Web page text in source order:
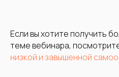
Если вы хотите получить
теме вебинара,
низкой и завышенной